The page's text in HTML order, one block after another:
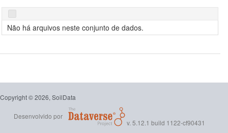
SISB e o código das amostras corresponde ao código dos
horizontes. Todas os demais dados são mantidos como dados
adicionais para facilitar o reuso do conjunto de dados como um
banco de dados que seja fruto da atividade intelectual, criativa,
conjunto de dados. O emprego deste conjunto de dados para
finalidades profissionais e/ou comerciais deve ser precedido pelo
contato com a Embrapa.
Não há arquivos neste conjunto de dados.
Copyright © 2026, SoilData
Desenvolvido por
v. 5.12.1 build 1122-cf90431